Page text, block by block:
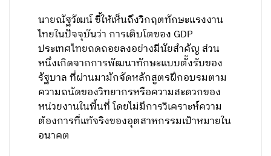
นายณัฐวัฒน์ ชี้ให้เห็นถึงวิกฤตทักษะแรงงาน
ไทยในปัจจุบันว่า การเติบโตของ GDP
ประเทศไทยถดถอยลงอย่างมีนัยสำคัญ ส่วน
หนึ่งเกิดจากการพัฒนาทักษะแบบตั้งรับของ
รัฐบาล ที่ผ่านมามักจัดหลักสูตรฝึกอบรมตาม
ความถนัดของวิทยากรหรือความสะดวกของ
หน่วยงานในพื้นที่ โดยไม่มีการวิเคราะห์ความ
ต้องการที่แท้จริงของอุตสาหกรรมเป้าหมายใน
อนาคต